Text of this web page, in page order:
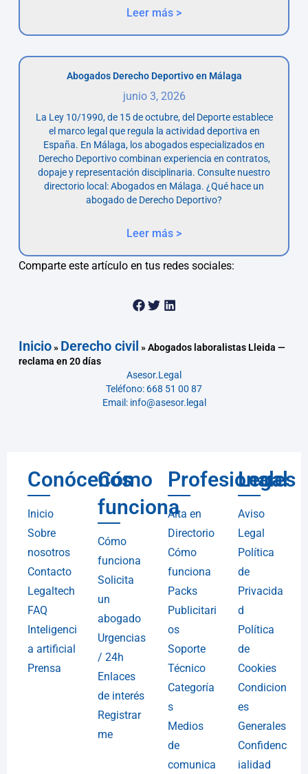
Leer más >
Abogados Derecho Deportivo en Málaga
junio 3, 2026
La Ley 10/1990, de 15 de octubre, del Deporte establece
el marco legal que regula la actividad deportiva en
España. En Málaga, los abogados especializados en
Derecho Deportivo combinan experiencia en contratos,
dopaje y representación disciplinaria. Consulte nuestro
directorio local: Abogados en Málaga. ¿Qué hace un
abogado de Derecho Deportivo?
Leer más >
Comparte este artículo en tus redes sociales:
Inicio» Derecho civil »Abogados laboralistas Lleida —
reclama en 20 días
Asesor.Legal
Teléfono: 668 51 00 87
Email: info@asesor.legal
Conócenos
Inicio
Sobre
nosotros
Contacto
Legaltech
FAQ
Inteligenci
a artificial
Prensa
Cómo
funciona
Cómo
funciona
Solicita
un
abogado
Urgencias
/ 24h
Enlaces
de interés
Registrar
me
Profesionales
Alta en
Directorio
Cómo
funciona
Packs
Publicitari
os
Soporte
Técnico
Categoría
s
Medios
de
comunica
Legal
Aviso
Legal
Política
de
Privacida
d
Política
de
Cookies
Condicion
es
Generales
Confidenc
ialidad